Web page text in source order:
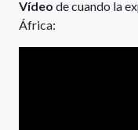
Vídeo de cuando la
África: